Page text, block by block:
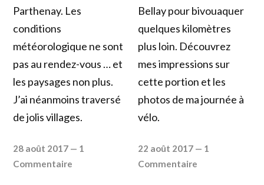
Parthenay. Les
conditions
météorologique ne sont
pas au rendez-vous … et
les paysages non plus.
J’ai néanmoins traversé
de jolis villages.
28 août 2017 — 1
Commentaire
Bellay pour bivouaquer
quelques kilomètres
plus loin. Découvrez
mes impressions sur
cette portion et les
photos de ma journée à
vélo.
22 août 2017 — 1
Commentaire